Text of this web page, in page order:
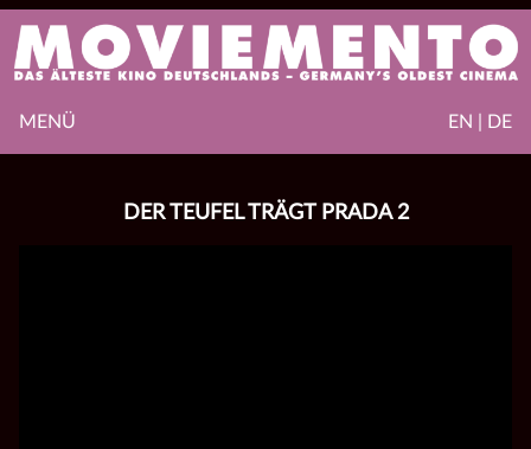
EN | DE
MENÜ
DER TEUFEL TRÄGT PRADA 2